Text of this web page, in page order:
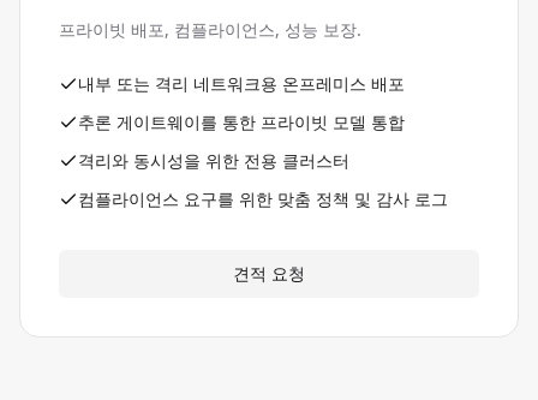
프라이빗 배포, 컴플라이언스, 성능 보장.
내부 또는 격리 네트워크용 온프레미스 배포
추론 게이트웨이를 통한 프라이빗 모델 통합
격리와 동시성을 위한 전용 클러스터
컴플라이언스 요구를 위한 맞춤 정책 및 감사 로그
견적 요청